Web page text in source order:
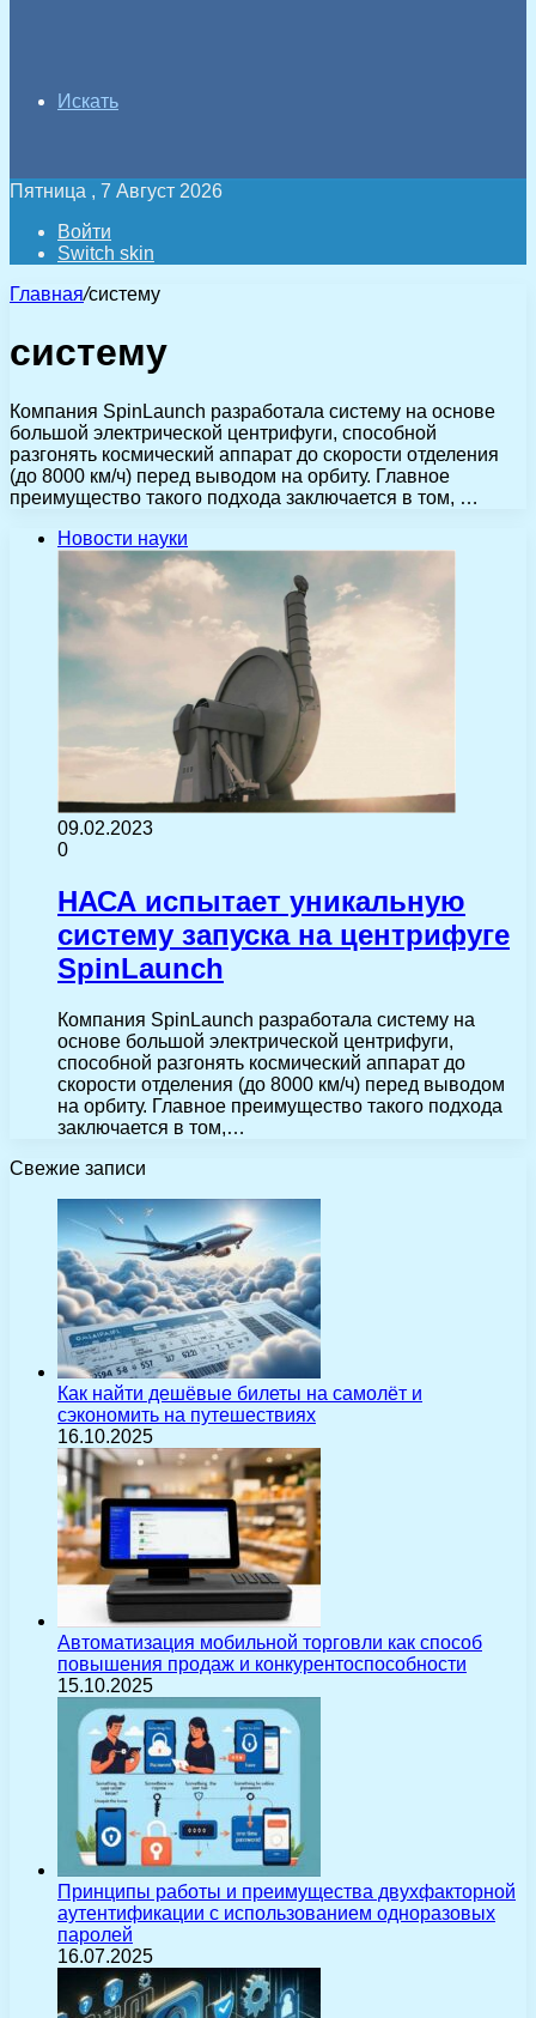
Искать
Пятница , 7 Август 2026
Войти
Switch skin
Главная/систему
систему
Компания SpinLaunch разработала систему на основе
большой электрической центрифуги, способной
разгонять космический аппарат до скорости отделения
(до 8000 км/ч) перед выводом на орбиту. Главное
преимущество такого подхода заключается в том, …
Новости науки
09.02.2023
0
НАСА испытает уникальную
систему запуска на центрифуге
SpinLaunch
Компания SpinLaunch разработала систему на
основе большой электрической центрифуги,
способной разгонять космический аппарат до
скорости отделения (до 8000 км/ч) перед выводом
на орбиту. Главное преимущество такого подхода
заключается в том,…
Свежие записи
Как найти дешёвые билеты на самолёт и
сэкономить на путешествиях
16.10.2025
Автоматизация мобильной торговли как способ
повышения продаж и конкурентоспособности
15.10.2025
Принципы работы и преимущества двухфакторной
аутентификации с использованием одноразовых
паролей
16.07.2025